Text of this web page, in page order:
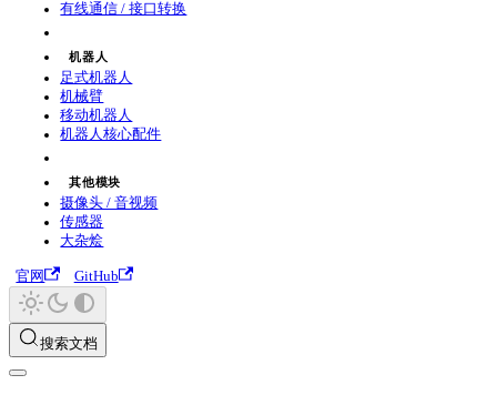
有线通信 / 接口转换
机器人
足式机器人
机械臂
移动机器人
机器人核心配件
其他模块
摄像头 / 音视频
传感器
大杂烩
官网 GitHub
搜索文档